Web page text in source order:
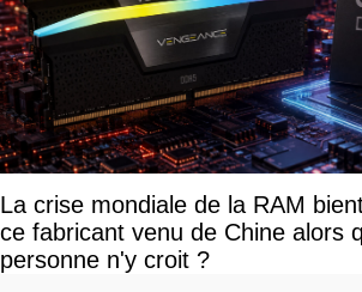
La crise mondiale de la RAM
ce fabricant venu de Chine alors
personne n'y croit ?